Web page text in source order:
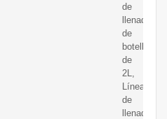
de
llenado
de
botellas
de
2L,
Línea
de
llenado